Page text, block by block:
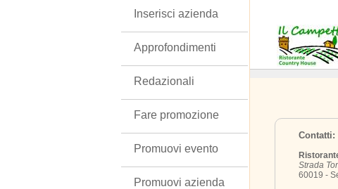
Contatti:
Strada
60019 -
Inserisci azienda
Approfondimenti
Redazionali
Fare promozione
Promuovi evento
Promuovi azienda